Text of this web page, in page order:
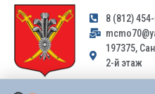
8 (812)
197375,
2-й этаж